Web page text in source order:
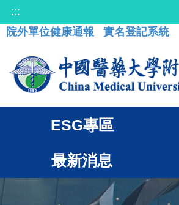
:::
院外單位健康通報
實名登記系統
ESG專區
最新消息